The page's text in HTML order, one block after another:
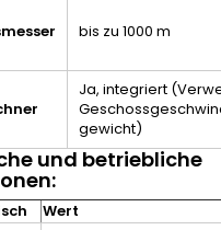
bis zu 1000 m
Ja, integriert
gewicht)
und betriebliche
Wert